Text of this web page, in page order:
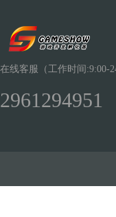
在线客服（工作时间:9:00-
2961294951